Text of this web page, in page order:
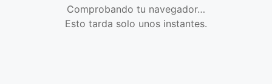
Comprobando tu navegador…
Esto tarda solo unos instantes.